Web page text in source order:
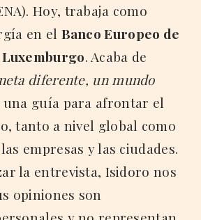
Hoy, trabaja como
en el Banco Europeo de
Luxemburgo. Acaba de
diferente, un mundo
guía para afrontar el
tanto a nivel global como
empresas y las ciudades.
la entrevista, Isidoro nos
opiniones son